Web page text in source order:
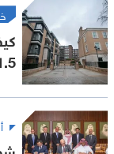
1.5 مليون